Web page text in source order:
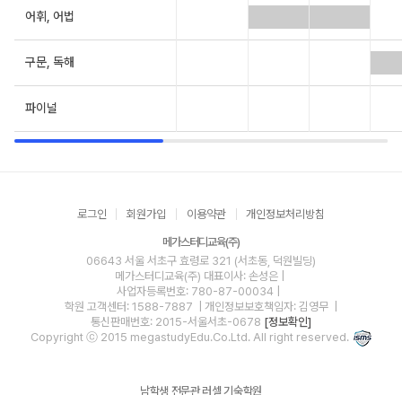
어휘, 어법
구문, 독해
파이널
로그인 회원가입 이용약관 개인정보처리방침
메가스터디교육(주)
06643 서울 서초구 효령로 321 (서초동, 덕원빌딩)
메가스터디교육(주) 대표이사: 손성은 |
사업자등록번호: 780-87-00034
학원 고객센터: 1588-7887
| 개인정보보호책임자: 김영무
통신판매번호: 2015-서울서초-0678 [정보확인]
Copyright ⓒ 2015 megastudyEdu.Co.Ltd. All right reserved.
남학생 전문관 러셀 기숙학원